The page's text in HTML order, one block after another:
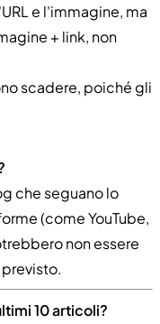
e l'immagine, ma
+ link, non
scadere, poiché gli
che seguano lo
(come YouTube,
non essere
10 articoli?